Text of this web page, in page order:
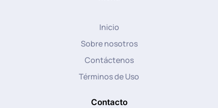
Inicio
Sobre nosotros
Contáctenos
Términos de Uso
Contacto